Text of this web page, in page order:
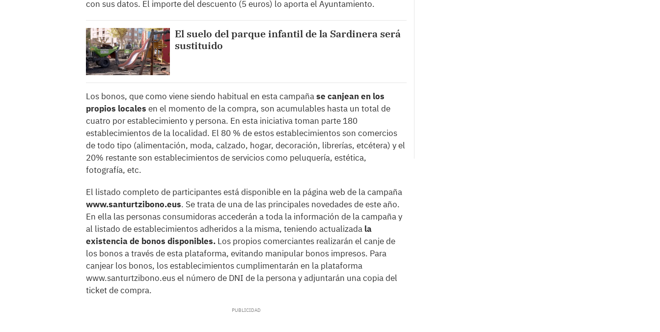
con sus datos. El importe del descuento (5 euros) lo aporta el Ayuntamiento.
El suelo del parque infantil de la Sardinera será
sustituido
Los bonos, que como viene siendo habitual en esta campañase canjean en los
propios locales en el momento de la compra, son acumulables hasta un total de
cuatro por establecimiento y persona. En esta iniciativa toman parte 180
establecimientos de la localidad. El 80 % de estos establecimientos son comercios
de todo tipo (alimentación, moda, calzado, hogar, decoración, librerías, etcétera) y el
20% restante son establecimientos de servicios como peluquería, estética,
fotografía, etc.
El listado completo de participantes está disponible en la página web de la campaña
www.santurtzibono.eus. Se trata de una de las principales novedades de este año.
En ella las personas consumidoras accederán a toda la información de la campaña y
al listado de establecimientos adheridos a la misma, teniendo actualizada la
existencia de bonos disponibles. Los propios comerciantes realizarán el canje de
los bonos a través de esta plataforma, evitando manipular bonos impresos. Para
canjear los bonos, los establecimientos cumplimentarán en la plataforma
www.santurtzibono.eus el número de DNI de la persona y adjuntarán una copia del
ticket de compra.